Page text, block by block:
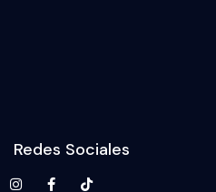
Redes Sociales